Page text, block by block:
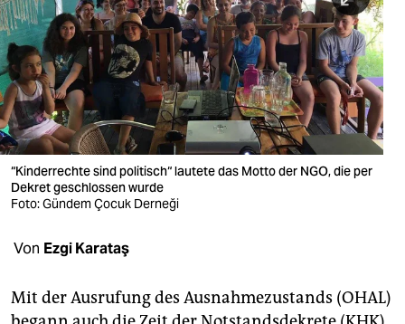
nord
wahrheit
verlag
verlag
veranstaltungen
shop
fragen & hilfe
abo
“Kinderrechte sind politisch“ lautete das Motto der NGO, die per
Dekret geschlossen wurde
Foto: Gündem Çocuk Derneği
Von Ezgi Karataş
Mit der Ausrufung des Ausnahmezustands (OHAL)